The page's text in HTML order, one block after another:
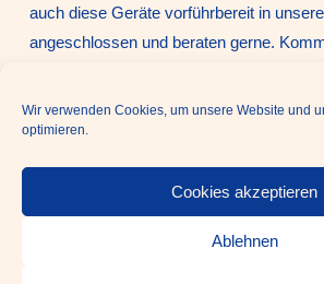
Wir verwenden Cookies, um unsere Website und
optimieren.
Cookies akzeptieren
Ablehnen
auch diese Geräte vorführbereit in
angeschlossen und beraten gerne.
STARTSEITE
DATENSCHUTZ